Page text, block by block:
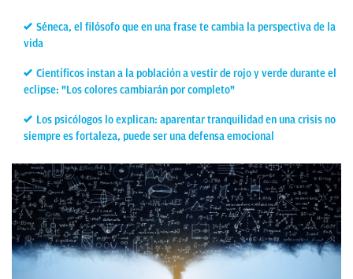
Séneca, el filósofo que en una frase te cambia la perspectiva de la
vida
Científicos instan a la población a vestir de rojo y verde durante el
eclipse: "Los colores cambiarán por completo"
Los psicólogos lo explican: aparentar tranquilidad en una crisis no
siempre es fortaleza, puede ser una defensa emocional